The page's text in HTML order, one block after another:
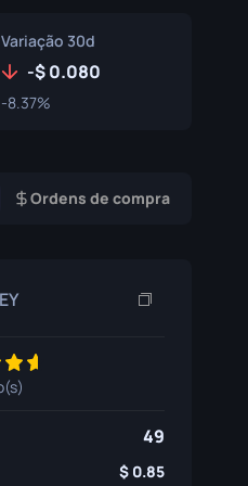
de Souvenir
Variação 30d
- 0.080
-8.37%
Ordens de compra
49
0.85